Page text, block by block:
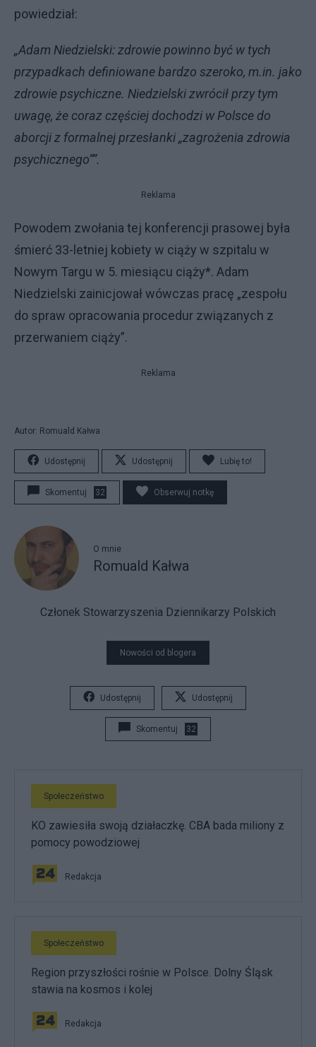
powiedział:
„Adam Niedzielski: zdrowie powinno być w tych
przypadkach definiowane bardzo szeroko, m.in. jako
zdrowie psychiczne. Niedzielski zwrócił przy tym
uwagę, że coraz częściej dochodzi w Polsce do
aborcji z formalnej przesłanki „zagrożenia zdrowia
psychicznego””.
Reklama
Powodem zwołania tej konferencji prasowej była
śmierć 33-letniej kobiety w ciąży w szpitalu w
Nowym Targu w 5. miesiącu ciąży*. Adam
Niedzielski zainicjował wówczas pracę „zespołu
do spraw opracowania procedur związanych z
przerwaniem ciąży”.
Reklama
Autor: Romuald Kałwa
Udostępnij Udostępnij Lubię to!
Skomentuj 32 Obserwuj notkę
O mnie
Romuald Kałwa
Członek Stowarzyszenia Dziennikarzy Polskich
Nowości od blogera
Udostępnij Udostępnij
Skomentuj 32
Społeczeństwo
KO zawiesiła swoją działaczkę. CBA bada miliony z
pomocy powodziowej
Redakcja
Społeczeństwo
Region przyszłości rośnie w Polsce. Dolny Śląsk
stawia na kosmos i kolej
Redakcja